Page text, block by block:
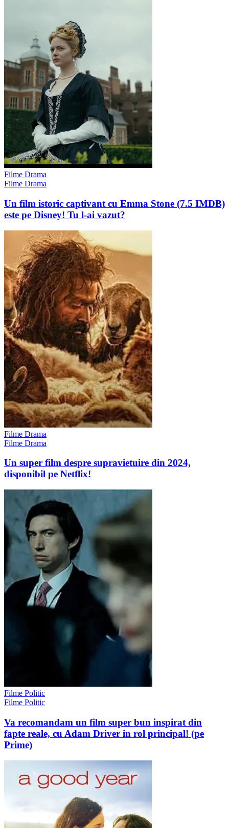
Filme Drama
Filme Drama
Un film istoric captivant cu Emma Stone (7.5 IMDB)
este pe Disney! Tu l-ai vazut?
Filme Drama
Filme Drama
Un super film despre supravietuire din 2024,
disponibil pe Netflix!
Filme Politic
Filme Politic
Va recomandam un film super bun inspirat din
fapte reale, cu Adam Driver in rol principal! (pe
Prime)